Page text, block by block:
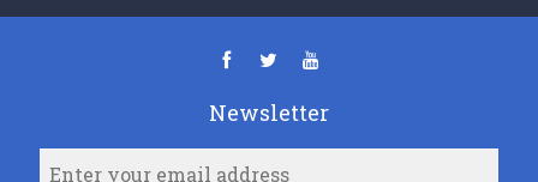
Newsletter